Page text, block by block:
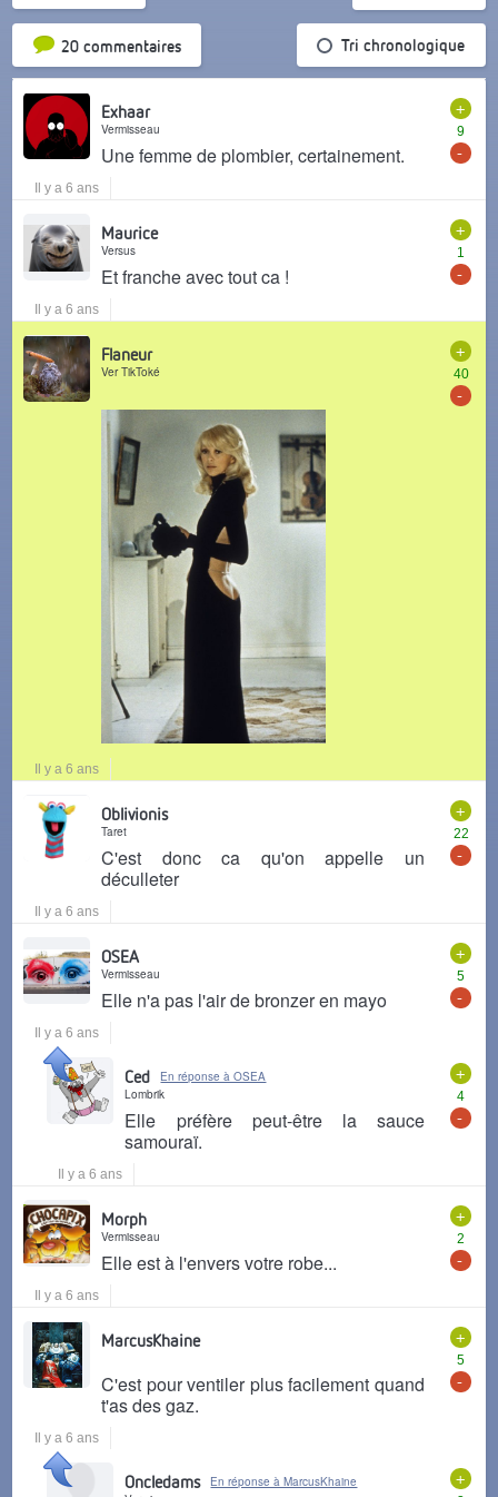
20 commentairesTri par popularité Tri chronologique
+
9
-
Exhaar
Vermisseau
Une femme de plombier, certainement.
Il y a 6 ans
+
1
-
Maurice
Versus
Et franche avec tout ca !
Il y a 6 ans
+
40
-
Flaneur
Ver TikToké
Il y a 6 ans
+
22
-
Oblivionis
Taret
C'est donc ca qu'on appelle un
déculleter
Il y a 6 ans
+
5
-
OSEA
Vermisseau
Elle n'a pas l'air de bronzer en mayo
Il y a 6 ans
+
4
-
Ced
En réponse à OSEA
Lombrik
Elle préfère peut-être la sauce
samouraï.
Il y a 6 ans
+
2
-
Morph
Vermisseau
Elle est à l'envers votre robe...
Il y a 6 ans
+
5
-
MarcusKhaine
C'est pour ventiler plus facilement quand
t'as des gaz.
Il y a 6 ans
+
Oncledams
En réponse à MarcusKhaine